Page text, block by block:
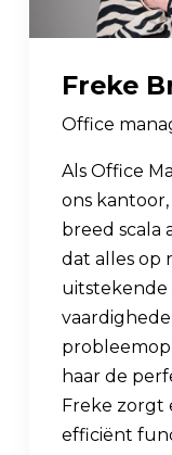
Freke
Office
Als Office
ons
breed scala
dat alles op
uitstekende
haar de
Freke zorgt
efficiënt